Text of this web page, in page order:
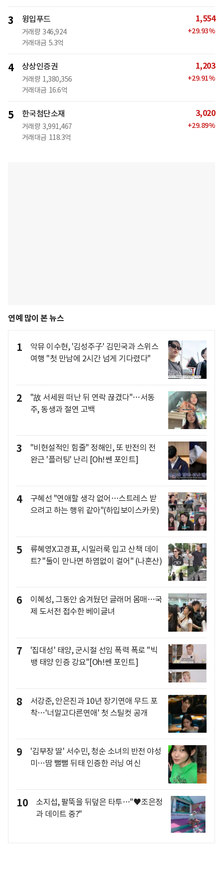
3 윙입푸드
거래량 346,924
거래대금 5.3억
1,554
+29.93%
4 상상인증권
거래량 1,380,356
거래대금 16.6억
1,203
+29.91%
5 한국첨단소재
거래량 3,991,467
거래대금 118.3억
3,020
+29.89%
연예 많이 본 뉴스
1
악뮤 이수현, '김성주子' 김민국과 스위스
여행 "첫 만남에 2시간 넘게 기다렸다"
2
"故 서세원 떠난 뒤 연락 끊겼다"…서동
주, 동생과 절연 고백
3
"비현설적인 힘줄" 정해인, 또 반전의 전
완근 '플러팅' 난리 [Oh!쎈 포인트]
4
구혜선 "연애할 생각 없어…스트레스 받
으려고 하는 행위 같아"(하입보이스카웃)
5
류혜영X고경표, 시밀러룩 입고 산책 데이
트? "둘이 만나면 하염없이 걸어" (나혼산)
6
이혜성, 그동안 숨겨뒀던 글래머 몸매…국
제 도서전 접수한 베이글녀
7
'집대성' 태양, 군시절 선임 폭력 폭로 "빅
뱅 태양 인증 강요"[Oh!쎈 포인트]
8
서강준, 안은진과 10년 장기연애 무드 포
착…'너말고다른연애' 첫 스틸컷 공개
9
'김부장 딸' 서수민, 청순 소녀의 반전 야성
미…땀 뻘뻘 뒤태 인증한 러닝 여신
10
소지섭, 팔뚝을 뒤덮은 타투…"♥조은정
과 데이트 중?"